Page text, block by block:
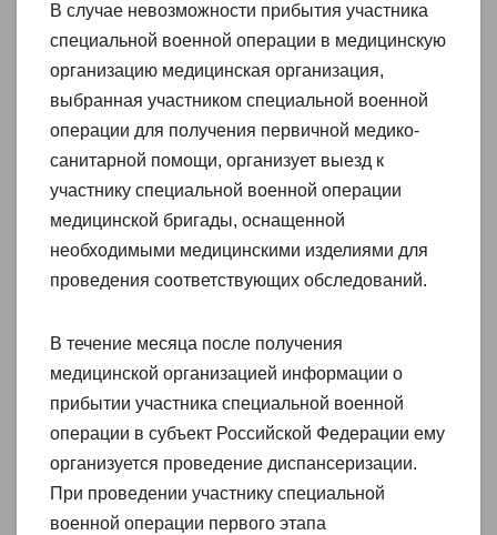
В случае невозможности прибытия участника
специальной военной операции в медицинскую
организацию медицинская организация,
выбранная участником специальной военной
операции для получения первичной медико-
санитарной помощи, организует выезд к
участнику специальной военной операции
медицинской бригады, оснащенной
необходимыми медицинскими изделиями для
проведения соответствующих обследований.
В течение месяца после получения
медицинской организацией информации о
прибытии участника специальной военной
операции в субъект Российской Федерации ему
организуется проведение диспансеризации.
При проведении участнику специальной
военной операции первого этапа